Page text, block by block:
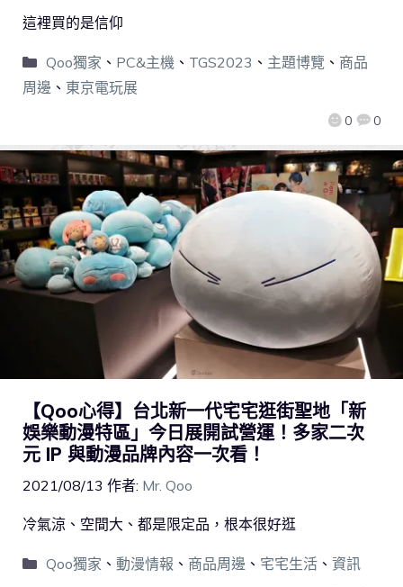
0 0
這裡買的是信仰
Qoo獨家 、 PC&主機、 TGS2023 、 主題博覽 、 商品
周邊 、 東京電玩展
【Qoo心得】台北新一代宅宅逛街聖地「新
娛樂動漫特區」今日展開試營運！多家二次
元 IP 與動漫品牌內容一次看！
2021/08/13 作者: Mr. Qoo
冷氣涼、空間大、都是限定品，根本很好逛
Qoo獨家 、 動漫情報 、 商品周邊 、 宅宅生活、 資訊